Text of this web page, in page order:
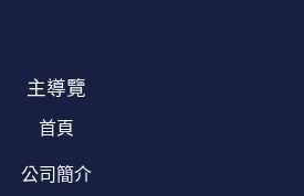
主導覽
首頁
公司簡介